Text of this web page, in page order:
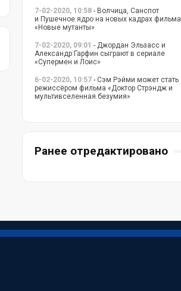
7-02-2020, 10:58 - Волчица, Санспот
и Пушечное ядро на новых кадрах фильма
«Новые мутанты»
7-02-2020, 09:01 - Джордан Эльзасс и
Александр Гарфин сыграют в сериале
«Супермен и Лоис»
6-02-2020, 10:57 - Сэм Рэйми может стать
режиссёром фильма «Доктор Стрэндж и
мультивселенная безумия»
Ранее отредактировано